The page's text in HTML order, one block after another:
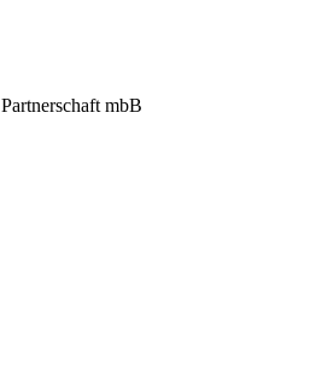
Partnerschaft mbB